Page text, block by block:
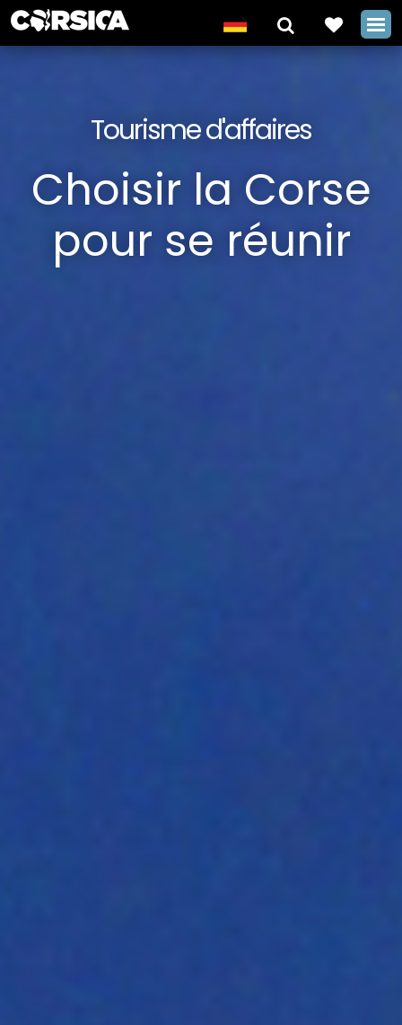
Tourisme d'affaires
Choisir la Corse
pour se réunir